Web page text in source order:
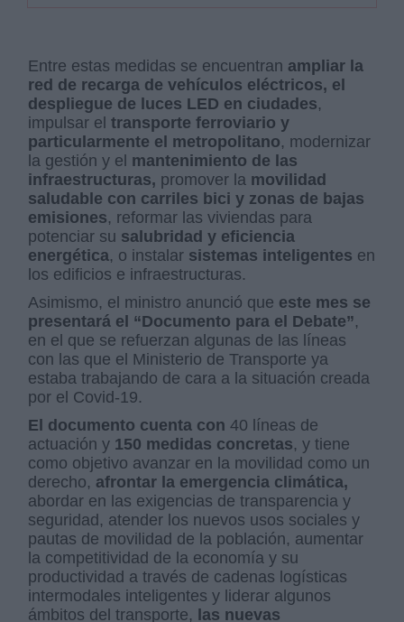
Entre estas medidas se encuentran ampliar la
red de recarga de vehículos eléctricos, el
despliegue de luces LED en ciudades,
impulsar eltransporte ferroviario y
particularmente el metropolitano, modernizar
la gestión y el mantenimiento de las
infraestructuras, promover la movilidad
saludable con carriles bici y zonas de bajas
emisiones, reformar las viviendas para
potenciar su salubridad y eficiencia
energética, o instalar sistemas inteligentes en
los edificios e infraestructuras.
Asimismo, el ministro anunció que este mes se
presentará el “Documento para el Debate”,
en el que se refuerzan algunas de las líneas
con las que el Ministerio de Transporte ya
estaba trabajando de cara a la situación creada
por el Covid-19.
El documento cuenta con 40 líneas de
actuación y 150 medidas concretas, y tiene
como objetivo avanzar en la movilidad como un
derecho, afrontar la emergencia climática,
abordar en las exigencias de transparencia y
seguridad, atender los nuevos usos sociales y
pautas de movilidad de la población, aumentar
la competitividad de la economía y su
productividad a través de cadenas logísticas
intermodales inteligentes y liderar algunos
ámbitos del transporte,
las nuevas